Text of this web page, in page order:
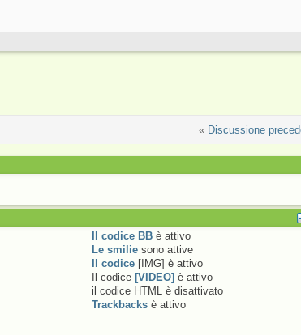
« Discussione
Il codice BBè attivo
Le smiliesono attive
Il codice[IMG] è attivo
Il codice [VIDEO] è attivo
il codice HTML è disattivato
Trackbacksè attivo